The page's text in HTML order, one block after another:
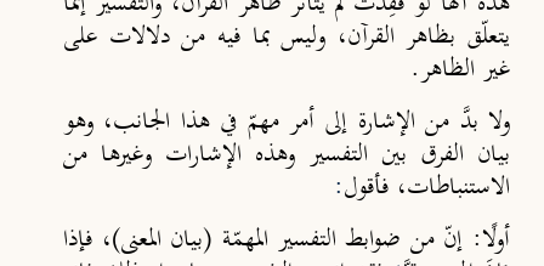
يتعلّق بظاهر القرآن، وليس بما فيه من دلالات على
غير الظاهر.
ولا بدَّ من الإشارة إلى أمر مهمّ في هذا الجانب، وهو
بيان الفرق بين التفسير وهذه الإشارات وغيرها من
الاستنباطات، فأقول:
أولًا: إنّ من ضوابط التفسير المهمّة (بيان المعنى)، فإذا